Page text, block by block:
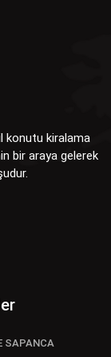
konutu kiralama
bir araya gelerek
SAPANCA